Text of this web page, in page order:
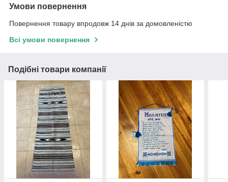
Умови повернення
Повернення товару впродовж 14 днів за домовленістю
Всі умови повернення
Подібні товари компанії